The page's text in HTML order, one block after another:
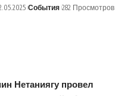
События 282 Просмотров
Нетаниягу провел